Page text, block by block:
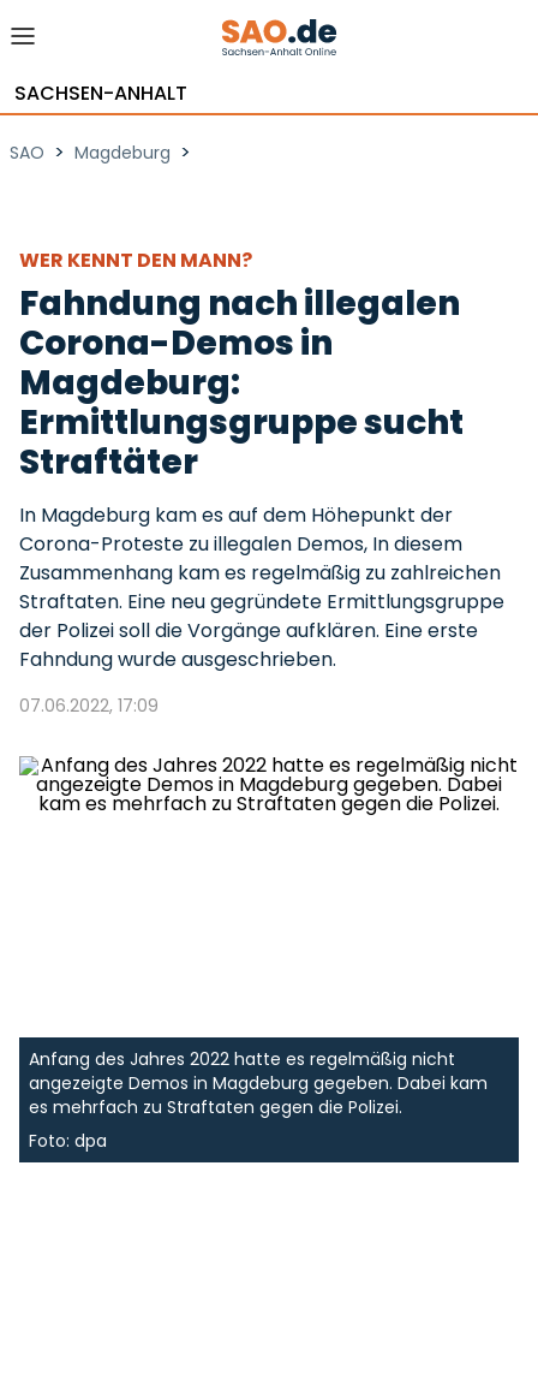
SACHSEN-ANHALT
SAO > Magdeburg >
WER KENNT DEN MANN?
Fahndung nach illegalen
Corona-Demos in
Magdeburg:
Ermittlungsgruppe sucht
Straftäter
In Magdeburg kam es auf dem Höhepunkt der
Corona-Proteste zu illegalen Demos, In diesem
Zusammenhang kam es regelmäßig zu zahlreichen
Straftaten. Eine neu gegründete Ermittlungsgruppe
der Polizei soll die Vorgänge aufklären. Eine erste
Fahndung wurde ausgeschrieben.
07.06.2022, 17:09
Anfang des Jahres 2022 hatte es regelmäßig nicht
angezeigte Demos in Magdeburg gegeben. Dabei kam
es mehrfach zu Straftaten gegen die Polizei.
Foto: dpa